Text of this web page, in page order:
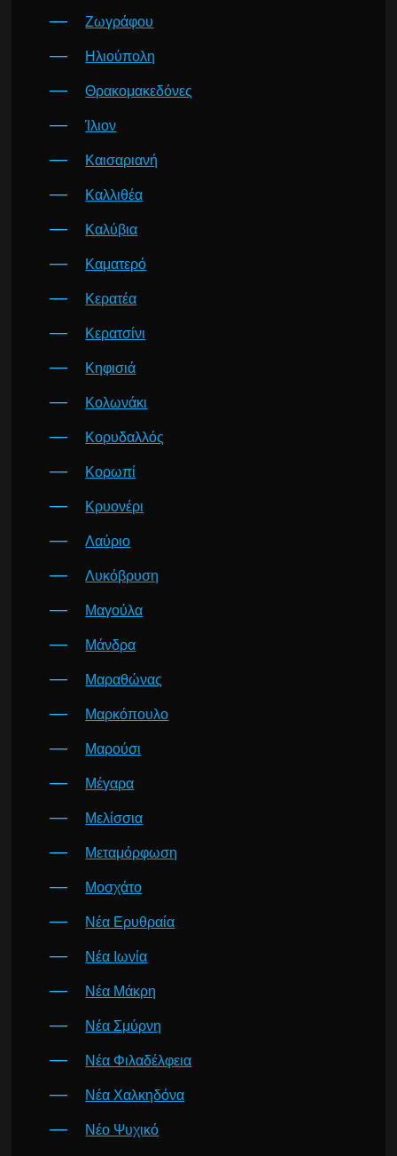
Ζωγράφου
Ηλιούπολη
Θρακομακεδόνες
Ίλιον
Καισαριανή
Καλλιθέα
Καλύβια
Καματερό
Κερατέα
Κερατσίνι
Κηφισιά
Κολωνάκι
Κορυδαλλός
Κορωπί
Κρυονέρι
Λαύριο
Λυκόβρυση
Μαγούλα
Μάνδρα
Μαραθώνας
Μαρκόπουλο
Μαρούσι
Μέγαρα
Μελίσσια
Μεταμόρφωση
Μοσχάτο
Νέα Ερυθραία
Νέα Ιωνία
Νέα Μάκρη
Νέα Σμύρνη
Νέα Φιλαδέλφεια
Νέα Χαλκηδόνα
Νέο Ψυχικό